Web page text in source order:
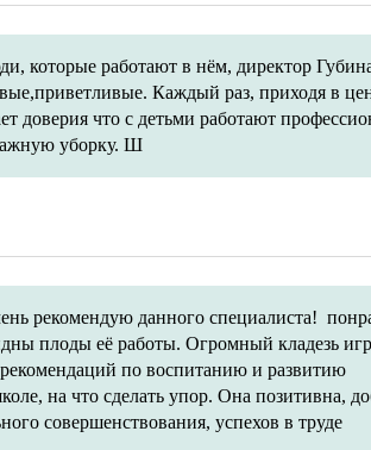
которые работают в нём, директор
Каждый раз, приходя в
доверия что с детьми работают
уборку. Ш
рекомендую данного специалиста!
плоды её работы. Огромный кладезь
по воспитанию и развитию
на что сделать упор. Она позитивна,
совершенствования, успехов в труде